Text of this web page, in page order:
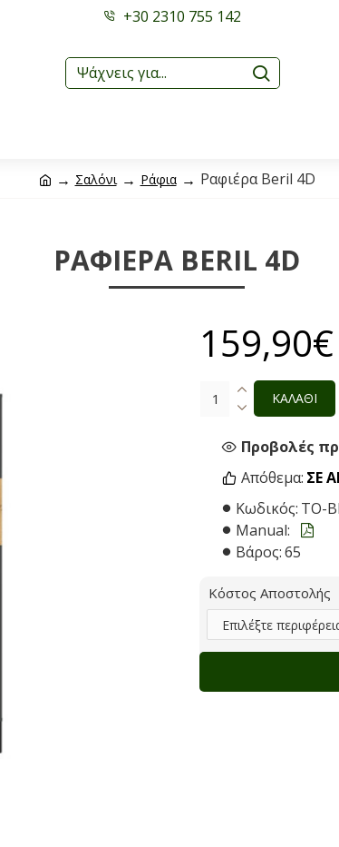
+30 2310 755 142
Σαλόνι Ράφια Ραφιέρα Beril 4D
ΡΑΦΙΈΡΑ BERIL 4D
Απόθεμα: ΣΕ
Κωδικός: TO-
Manual:
Βάρος:65
Προβολές
159,90€
ΚΑΛΑΘΙ
Κόστος Αποστολής